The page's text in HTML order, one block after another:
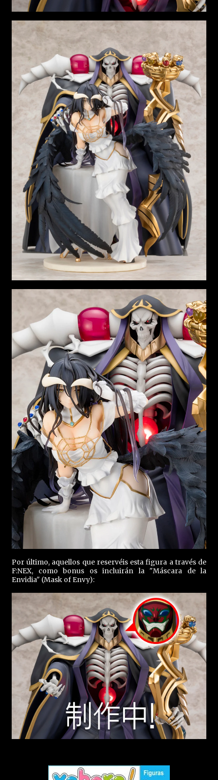
Por último, aquellos que reservéis esta figura a través de
F:NEX, como bonus os incluirán la "Máscara de la
Envidia" (Mask of Envy):